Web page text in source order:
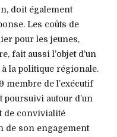
doit également
Les coûts de
pour les jeunes,
fait aussi l’objet d’un
la politique régionale.
membre de l’exécutif
poursuivi autour d’un
de convivialité
de son engagement